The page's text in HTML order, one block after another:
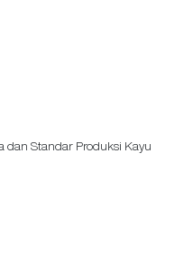
dan Standar Produksi Kayu